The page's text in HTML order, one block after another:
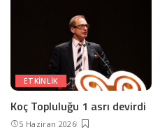
ETKINLIK
Koç Topluluğu 1 asrı devirdi
5 Haziran 2026